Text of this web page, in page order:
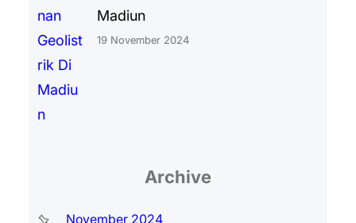
Madiun
19 November 2024
Archive
November 2024